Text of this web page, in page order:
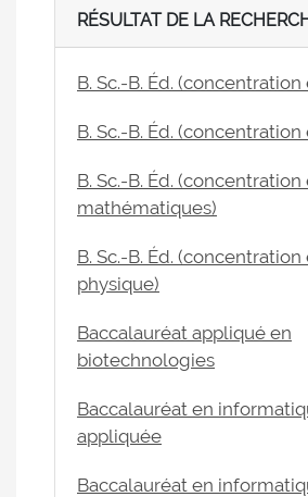
RÉSULTAT DE LA
B. Sc.-B. Éd.
B. Sc.-B. Éd.
B. Sc.-B. Éd. (concentration
mathématiques)
B. Sc.-B. Éd. (concentration
physique)
Baccalauréat appliqué en
biotechnologies
Baccalauréat en
appliquée
Baccalauréat en